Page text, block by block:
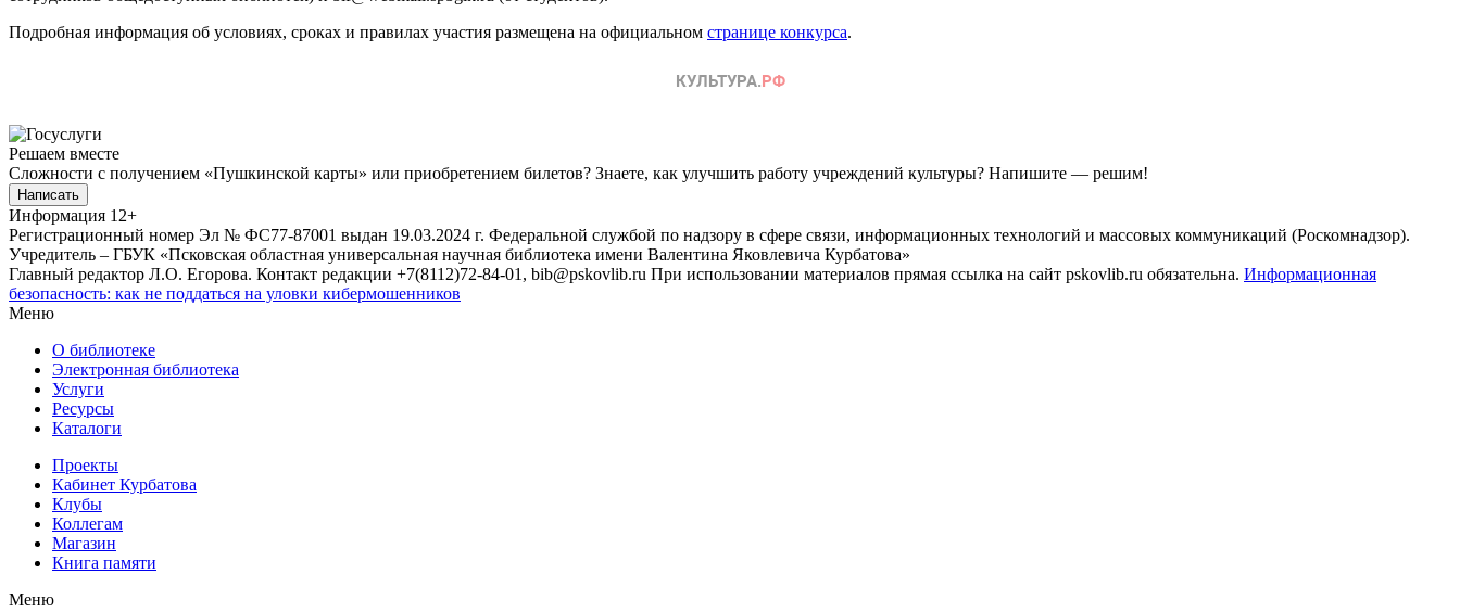
Подробная информация об условиях, сроках и правилах участия размещена на официальном странице конкурса.
Решаем вместе
Сложности с получением «Пушкинской карты» или приобретением билетов? Знаете, как улучшить работу учреждений культуры? Напишите — решим!
Написать
Информация 12+
Регистрационный номер Эл № ФС77-87001 выдан 19.03.2024 г. Федеральной службой по надзору в сфере связи, информационных технологий и массовых коммуникаций (Роскомнадзор).
Учредитель – ГБУК «Псковская областная универсальная научная библиотека имени Валентина Яковлевича Курбатова»
Главный редактор Л.О. Егорова. Контакт редакции +7(8112)72-84-01, bib@pskovlib.ru При использовании материалов прямая ссылка на сайт pskovlib.ru обязательна. Информационная
безопасность: как не поддаться на уловки кибермошенников
Меню
О библиотеке
Электронная библиотека
Услуги
Ресурсы
Каталоги
Проекты
Кабинет Курбатова
Клубы
Коллегам
Магазин
Книга памяти
Меню